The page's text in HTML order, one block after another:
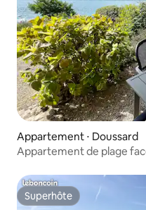
Appartement ⋅ Doussard
Appartement de plage
Superhôte
Superhôte